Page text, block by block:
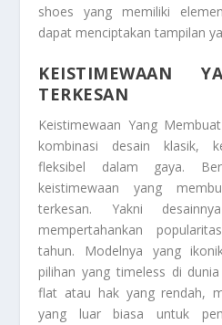
shoes yang memiliki
dapat menciptakan tampilan
KEISTIMEWAAN
TERKESAN
Keistimewaan Yang
kombinasi desain klasik,
fleksibel dalam gaya.
keistimewaan yang
terkesan. Yakni
mempertahankan
tahun. Modelnya yang
pilihan yang timeless di
flat atau hak yang rendah,
yang luar biasa untuk